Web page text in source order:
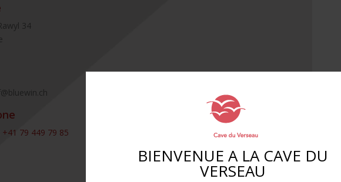
BIENVENUE A LA CAVE DU
VERSEAU
34
+41 79 449 79 85